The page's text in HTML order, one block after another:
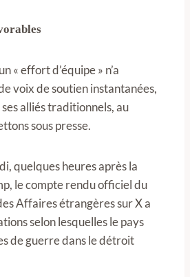
« effort d’équipe » n’a
voix de soutien instantanées,
alliés traditionnels, au
sous presse.
quelques heures après la
le compte rendu officiel du
Affaires étrangères sur X a
selon lesquelles le pays
de guerre dans le détroit